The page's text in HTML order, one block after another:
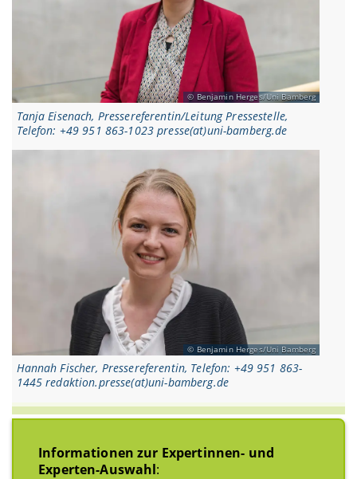
Informationen zur Expertinnen- und
Experten-Auswahl:
Benjamin Herges/Uni Bamberg
Tanja Eisenach, Pressereferentin/Leitung Pressestelle,
Telefon: +49 951 863-1023 presse(at)uni-bamberg.de
Benjamin Herges/Uni Bamberg
Hannah Fischer, Pressereferentin, Telefon: +49 951 863-
1445 redaktion.presse(at)uni-bamberg.de